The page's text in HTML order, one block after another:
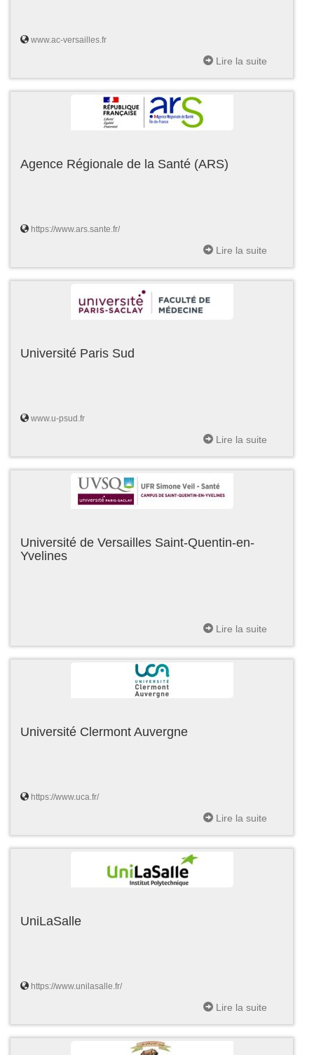
www.ac-versailles.fr
Lire la suite
Agence Régionale de la Santé (ARS)
https://www.ars.sante.fr/
Lire la suite
Université Paris Sud
www.u-psud.fr
Lire la suite
Université de Versailles Saint-Quentin-en-
Yvelines
Lire la suite
Université Clermont Auvergne
https://www.uca.fr/
Lire la suite
UniLaSalle
https://www.unilasalle.fr/
Lire la suite